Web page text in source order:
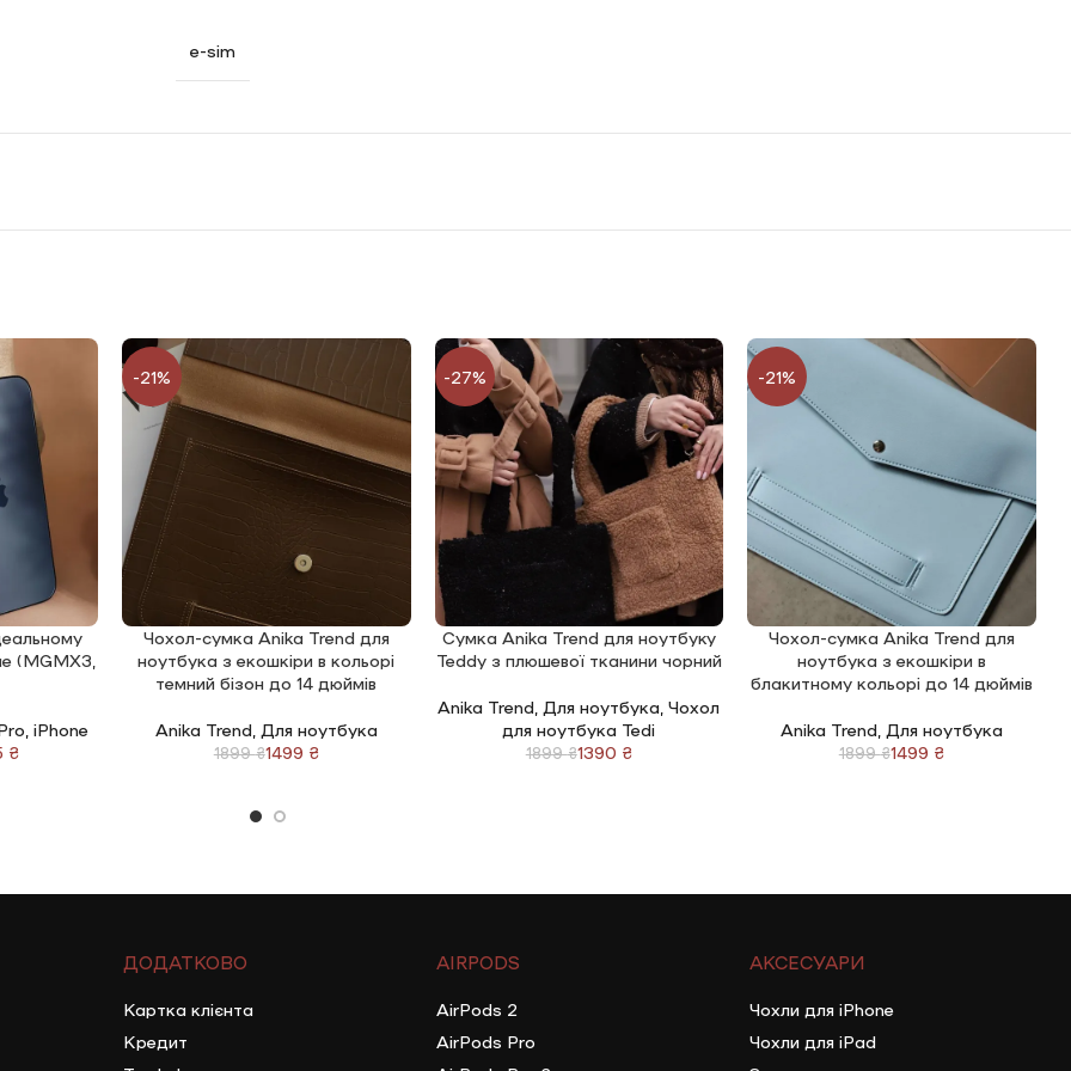
на оплату частинами у Mono
суму на 12 місяців з мінімального комісією 2,5%. Важливо, щоб у вас був відкритий ліміт на кредитування у додатку
e-sim
(MGMX3,
,iPhone
₴
-21%
ДОДАТИ В КОШИК
Чохол-сумка Anika Trend для
ноутбука з екошкіри в кольорі
темний бізон до 14 дюймів
Anika Trend Для ноутбука
1899₴1499 ₴
-27%
ДОДАТИ В КОШИК
Сумка Anika Trend для ноутбуку
Teddy з плюшевої тканини чорний
Anika Trend Для ноутбука ,Чохол
для ноутбука Tedi
1899₴1390 ₴
-21%
ДОДАТИ В КОШИК
Чохол-сумка Anika Trend для
ноутбука з екошкіри в
блакитному кольорі до 14 дюймів
Anika Trend Для ноутбука
1899₴1499 ₴
ДОДАТКОВО
Картка клієнта
Кредит
AIRPODS
AirPods 2
AirPods Pro
АКСЕСУАРИ
Чохли для iPhone
Чохли для iPad